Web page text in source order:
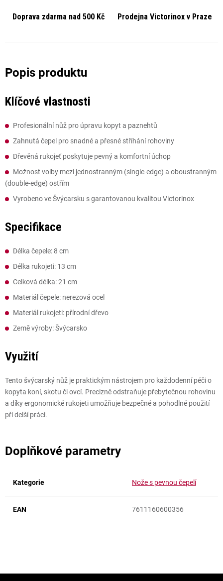
Doprava zdarma nad 500 Kč Prodejna Victorinox v Praze
Klíčové vlastnosti
Profesionální nůž pro úpravu kopyt a paznehtů
Zahnutá čepel pro snadné a přesné stříhání rohoviny
Dřevěná rukojeť poskytuje pevný a komfortní úchop
Možnost volby mezi jednostranným (single-edge) a oboustranným
(double-edge) ostřím
Vyrobeno ve Švýcarsku s garantovanou kvalitou Victorinox
Specifikace
Délka čepele: 8 cm
Délka rukojeti: 13 cm
Celková délka: 21 cm
Materiál čepele: nerezová ocel
Materiál rukojeti: přírodní dřevo
Země výroby: Švýcarsko
Využití
Tento švýcarský nůž je praktickým nástrojem pro každodenní péči o
kopyta koní, skotu či ovcí. Precizně odstraňuje přebytečnou rohovinu
a díky ergonomické rukojeti umožňuje bezpečné a pohodlné použití
při delší práci.
Doplňkové parametry
Kategorie Nože s pevnou čepelí
EAN 7611160600356